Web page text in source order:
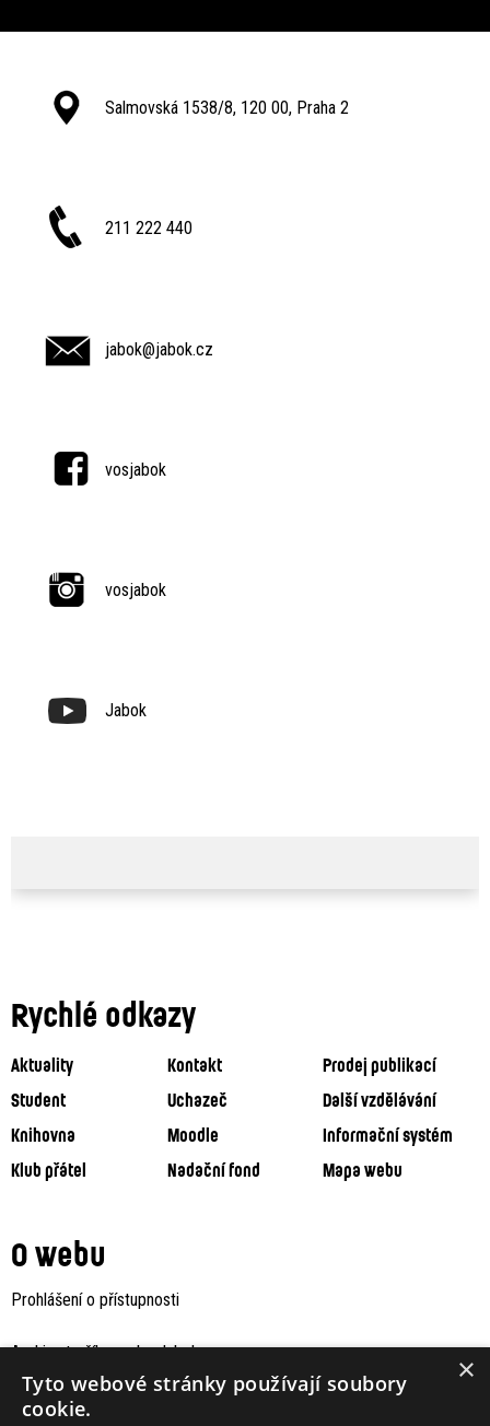
Salmovská 1538/8, 120 00, Praha 2
211 222 440
jabok@jabok.cz
vosjabok
vosjabok
Jabok
Rychlé odkazy
Aktuality Kontakt
Prodej publikací
Student
Uchazeč
Další vzdělávání
Knihovna
Moodle
Informační systém
Klub přátel
Nadační fond Mapa webu
O webu
Prohlášení o přístupnosti
Archiv staršího webu Jaboku ×
Tyto webové stránky používají soubory
cookie.